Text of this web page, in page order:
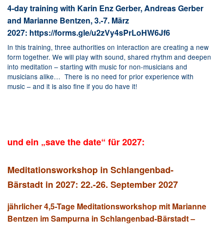
4-day training with Karin Enz Gerber, Andreas Gerber
and Marianne Bentzen, 3.-7. März
2027: https://forms.gle/u2zVy4sPrLoHW6Jf6
In this training, three authorities on interaction are creating a new
form together. We will play with sound, shared rhythm and deepen
into meditation – starting with music for non-musicians and
musicians alike… There is no need for prior experience with
music – and it is also fine if you do have it!
und ein „save the date“ für 2027:
Meditationsworkshop in Schlangenbad-
Bärstadt in 2027: 22.-26. September 2027
jährlicher 4,5-Tage Meditationsworkshop mit Marianne
Bentzen im Sampurna in Schlangenbad-Bärstadt –